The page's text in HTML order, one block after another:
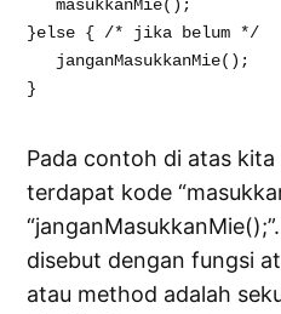
   masukkanMie();
}else { /* jika belum */
   janganMasukkanMie();
}
Pada contoh di atas
terdapat kode
disebut dengan fungsi
atau method adalah